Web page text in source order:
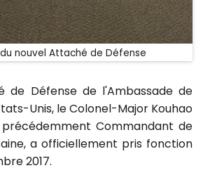
nouvel Attaché de Défense
de Défense de l'Ambassade de
Unis, le Colonel-Major Kouhao
précédemment Commandant de
a officiellement pris fonction
2017.